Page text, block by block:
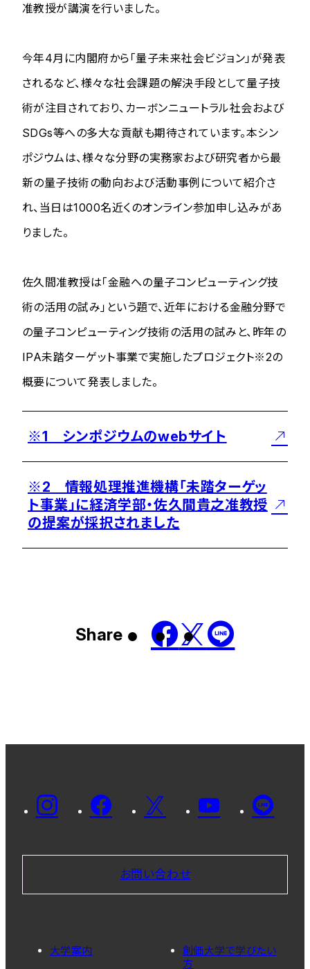
准教授が講演を行いました。
今年4月に内閣府から「量子未来社会ビジョン」が発表
されるなど、様々な社会課題の解決手段として量子技
術が注目されており、カーボンニュートラル社会および
SDGs等への多大な貢献も期待されています。本シン
ポジウムは、様々な分野の実務家および研究者から最
新の量子技術の動向および活動事例について紹介さ
れ、当日は1000名近くのオンライン参加申し込みがあ
りました。
佐久間准教授は「金融への量子コンピューティング技
術の活用の試み」という題で、近年における金融分野で
の量子コンピューティング技術の活用の試みと、昨年の
IPA未踏ターゲット事業で実施したプロジェクト※2の
概要について発表しました。
※1 シンポジウムのwebサイト
※2 情報処理推進機構「未踏ターゲッ
ト事業」に経済学部・佐久間貴之准教授
の提案が採択されました
Share
お問い合わせ
大学案内
創価大学で学びたい
方